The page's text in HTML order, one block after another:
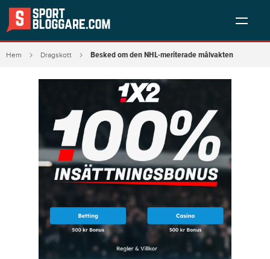
Hem Dragskott Besked om den NHL-meriterade målvakten